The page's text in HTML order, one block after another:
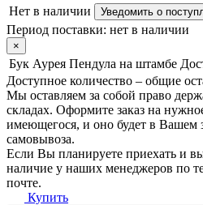
Нет в наличии
Уведомить о
Период поставки: нет в наличии
×
Бук Аурея Пендула на штамбе
Доступное количество – общие
Мы оставляем за собой право
складах. Оформите заказ на
имеющегося, и оно будет в Вашем
самовывоза.
Если Вы планируете приехать и
наличие у наших менеджеров по
почте.
Купить